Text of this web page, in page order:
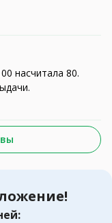
насчитала 80.